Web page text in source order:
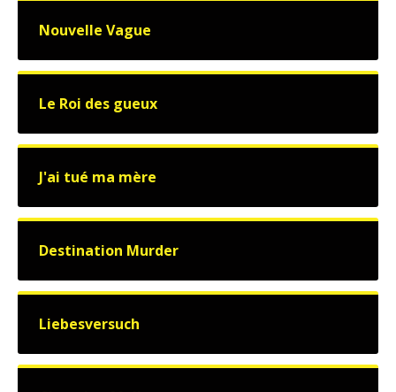
Nouvelle Vague
Le Roi des gueux
J'ai tué ma mère
Destination Murder
Liebesversuch